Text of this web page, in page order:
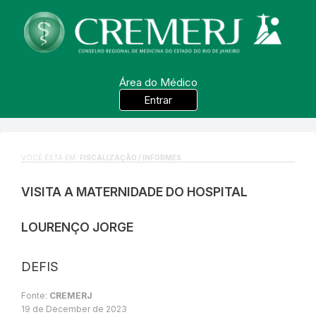
Área do Médico
Entrar
VOCÊ ESTÁ EM: FISCALIZAÇÃO / INFORMES
VISITA A MATERNIDADE DO HOSPITAL
LOURENÇO JORGE
DEFIS
Fonte: CREMERJ
19 de December de 2023